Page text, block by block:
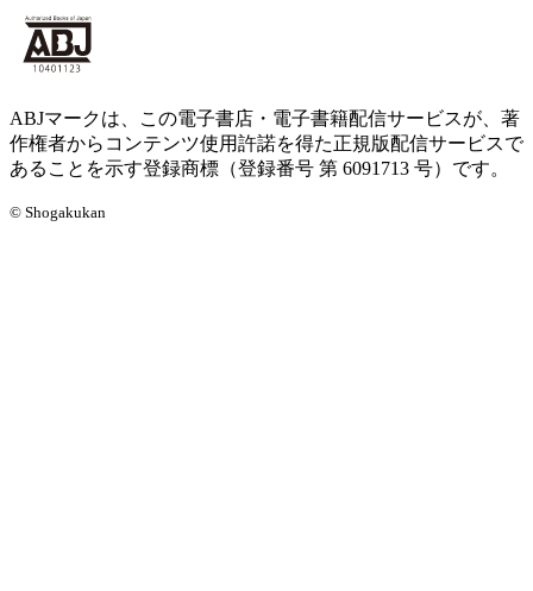
ABJマークは、この電子書店・電子書籍配信サービスが、著
作権者からコンテンツ使用許諾を得た正規版配信サービスで
あることを示す登録商標（登録番号 第 6091713 号）です。
© Shogakukan